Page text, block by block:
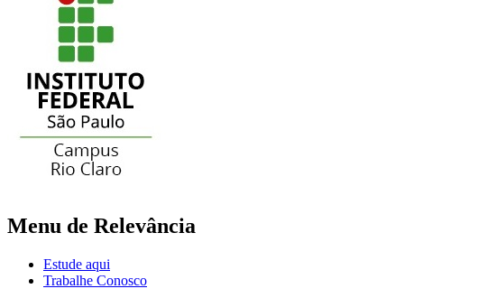
Menu de Relevância
Estude aqui
Trabalhe Conosco